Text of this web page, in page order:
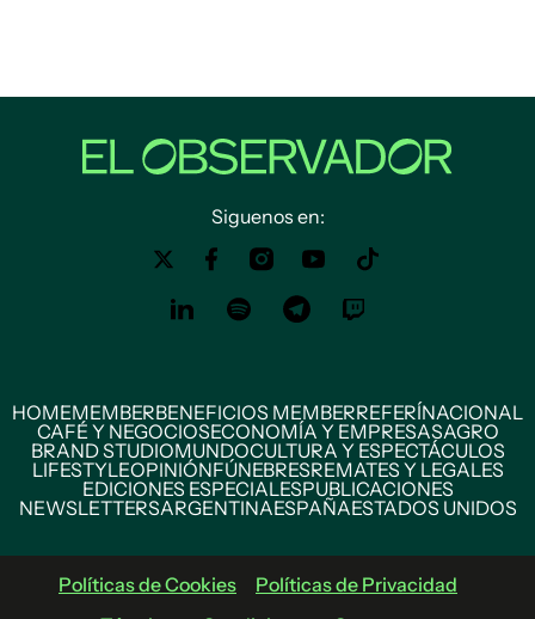
Siguenos en:
HOMEMEMBERBENEFICIOS MEMBERREFERÍNACIONAL
CAFÉ Y NEGOCIOSECONOMÍA Y EMPRESASAGRO
BRAND STUDIOMUNDOCULTURA Y ESPECTÁCULOS
LIFESTYLEOPINIÓNFÚNEBRESREMATES Y LEGALES
EDICIONES ESPECIALESPUBLICACIONES
NEWSLETTERSARGENTINAESPAÑAESTADOS UNIDOS
Políticas de Cookies
Políticas de Privacidad